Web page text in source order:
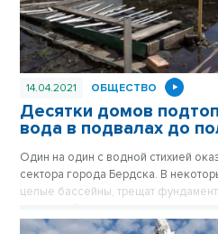
14.04.2021 ОБЩЕСТВО
Десятки домов
вода в подвалах до
Один на один с водной стихией
сектора города Бердска. В
целые бассейны, трещат
безалаберность самих жителей.